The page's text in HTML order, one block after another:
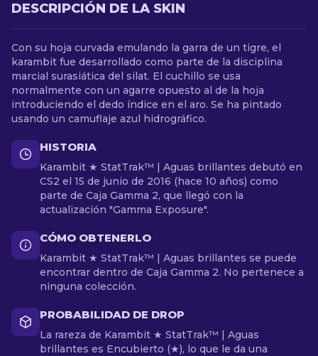
DESCRIPCIÓN DE LA SKIN
Con su hoja curvada emulando la garra de un tigre, el
karambit fue desarrollado como parte de la disciplina
marcial surasiática del silat. El cuchillo se usa
normalmente con un agarre opuesto al de la hoja
introduciendo el dedo índice en el aro. Se ha pintado
usando un camuflaje azul hidrográfico.
HISTORIA
Karambit ★ StatTrak™ | Aguas brillantes debutó en
CS2 el 15 de junio de 2016 (hace 10 años) como
parte de Caja Gamma 2, que llegó con la
actualización "Gamma Exposure".
CÓMO OBTENERLO
Karambit ★ StatTrak™ | Aguas brillantes se puede
encontrar dentro de Caja Gamma 2. No pertenece a
ninguna colección.
PROBABILIDAD DE DROP
La rareza de Karambit ★ StatTrak™ | Aguas
brillantes es Encubierto (★), lo que le da una